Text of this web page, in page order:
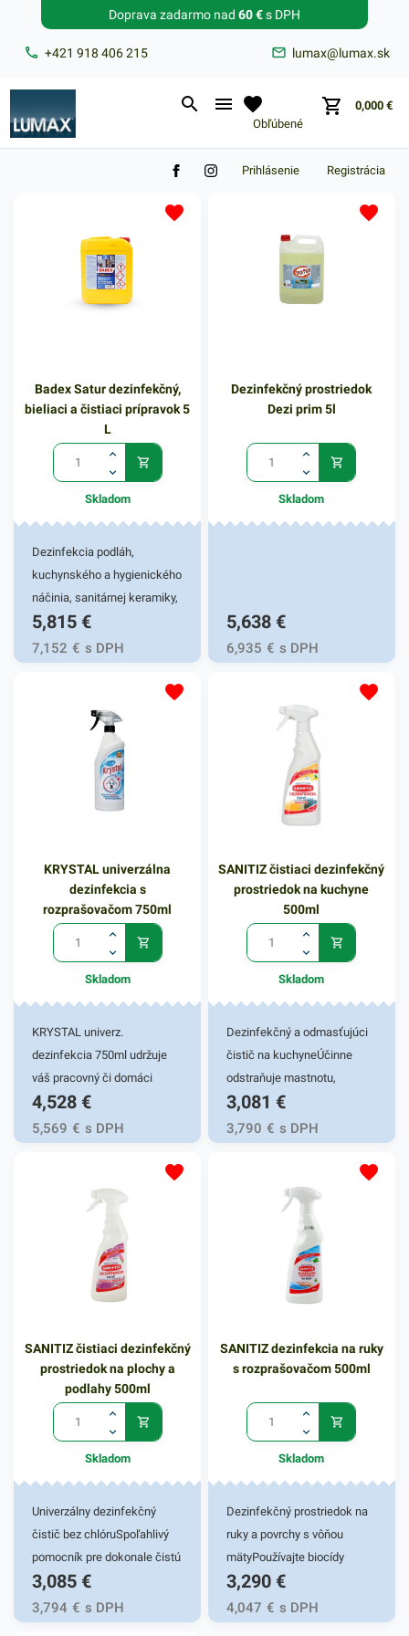
+421 918 406 215 lumax@lumax.sk
Doprava zadarmo nad 60 €s DPH
Obľúbené
0,000 €
Zabudnuté heslo?
Registrácia
Prihlásenie
Badex Satur dezinfekčný,
bieliaci a čistiaci prípravok 5
L
Skladom
Dezinfekcia podláh,
kuchynského a hygienického
náčinia, sanitárnej keramiky,
WC, drezov, hračiek, a vody
5,815 €
7,152 € s DPH
Dezinfekčný prostriedok
Dezi prim 5l
Skladom
5,638 €
6,935 € s DPH
KRYSTAL univerzálna
dezinfekcia s
rozprašovačom 750ml
Skladom
KRYSTAL univerz.
dezinfekcia 750ml udržuje
váš pracovný či domáci
priestor vždy čistý. Čistiaci
prostriedok Krystal je určený
na spoľahlivé čistenie plôch
potravinárstve, stravovacích
prevádzkach, zdravotníctve i
vašej domácnosti. Priamou
aplikáciou si účinne poradí v
boji proti nežiaducim
baktériám a rôznym
Krystal zanecháva povrch
bez choroboplodných
zárodkov a pôsobí i
preventívne proti tvorbe
plesní. Tento čistiaci
prostriedok s rozprašovačom
uchovávajte mimo dosahu
detí. V našej širokej ponuke
produktov nájdete ďalšie
podobné príslušenstvo.
4,528 €
5,569 € s DPH
SANITIZ čistiaci dezinfekčný
prostriedok na kuchyne
500ml
Skladom
Dezinfekčný a odmasťujúci
čistič na kuchyneÚčinne
odstraňuje mastnotu,
pripáleniny a usadeniny v
kuchyni. Je ideálny na
udržiavanie hygienickej
čistoty – ničí obalené vírusy,
baktérie, huby a plesne.
Vhodný na čistenie
pracovných dosiek,
sporákov, varných dosiek,
rúr, digestorov či
drezov.Vôňa: citrón.
3,081 €
3,790 € s DPH
SANITIZ čistiaci dezinfekčný
prostriedok na plochy a
podlahy 500ml
Skladom
Univerzálny dezinfekčný
čistič bez chlóruSpoľahlivý
pomocník pre dokonale čistú
a hygienickú domácnosť!
Tento univerzálny čistič bez
chlóru účinne dezinfikuje a
3,085 €
3,794 € s DPH
SANITIZ dezinfekcia na ruky
s rozprašovačom 500ml
Skladom
Dezinfekčný prostriedok na
ruky a povrchy s vôňou
mätyPoužívajte biocídy
bezpečným spôsobom. Pred
použitím si vždy prečítajte
etiketu a informácie o
3,290 €
4,047 € s DPH